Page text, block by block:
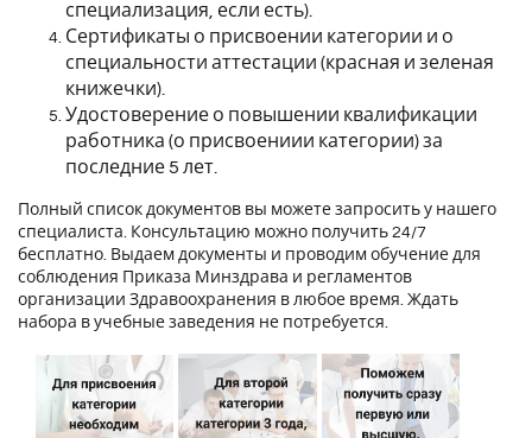
специализация, если есть).
Сертификаты о присвоении категории и о
специальности аттестации (красная и зеленая
книжечки).
Удостоверение о повышении квалификации
работника (о присвоениии категории) за
последние 5 лет.
Полный список документов вы можете запросить у нашего
специалиста. Консультацию можно получить 24/7
бесплатно. Выдаем документы и проводим обучение для
соблюдения Приказа Минздрава и регламентов
организации Здравоохранения в любое время. Ждать
набора в учебные заведения не потребуется.